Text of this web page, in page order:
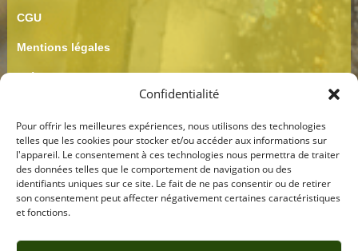
Confidentialité
Pour offrir les meilleures expériences, nous utilisons des technologies
telles que les cookies pour stocker et/ou accéder aux informations sur
l'appareil. Le consentement à ces technologies nous permettra de traiter
des données telles que le comportement de navigation ou des
identifiants uniques sur ce site. Le fait de ne pas consentir ou de retirer
son consentement peut affecter négativement certaines caractéristiques
et fonctions.
CGU
Mentions légales
Crédits
Confidentialité
Besoin d'aide ?